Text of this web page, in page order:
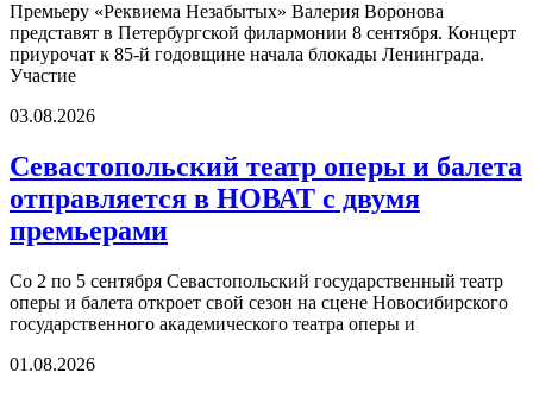
Премьеру «Реквиема Незабытых» Валерия Воронова
представят в Петербургской филармонии 8 сентября. Концерт
приурочат к 85-й годовщине начала блокады Ленинграда.
Участие
03.08.2026
Севастопольский театр оперы и балета
отправляется в НОВАТ с двумя
премьерами
Со 2 по 5 сентября Севастопольский государственный театр
оперы и балета откроет свой сезон на сцене Новосибирского
государственного академического театра оперы и
01.08.2026